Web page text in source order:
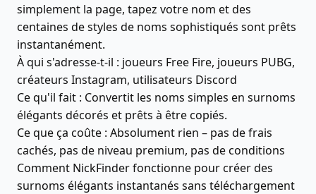
simplement la page, tapez votre nom et des
centaines de styles de noms sophistiqués sont prêts
instantanément.
À qui s'adresse-t-il : joueurs Free Fire, joueurs PUBG,
créateurs Instagram, utilisateurs Discord
Ce qu'il fait : Convertit les noms simples en surnoms
élégants décorés et prêts à être copiés.
Ce que ça coûte : Absolument rien – pas de frais
cachés, pas de niveau premium, pas de conditions
Comment NickFinder fonctionne pour créer des
surnoms élégants instantanés sans téléchargement